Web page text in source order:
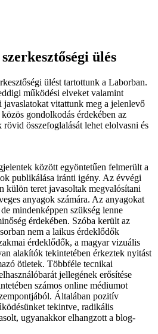
ülés
ülést tartottunk a Laborban.
működési elveket valamint
javaslatokat vitattunk meg a jelenlevő
gondolkodás érdekében az
összefoglalását lehet elolvasni és
között egyöntetűen felmerült a
publikálása iránti igény. Az évvégi
külön teret javasoltak megvalósítani
anyagok számára. Az anyagokat
mindenképpen szükség lenne
érdekében. Szóba került az
nem a laikus érdeklődők
érdeklődők, a magyar vizuális
alakítók tekintetében érkeztek nyitást
ötletek. Többféle tecnikai
jellegének erősítése
számos online médiumot
Általában pozitív
tekintve, radikális
ugyanakkor elhangzott a blog-